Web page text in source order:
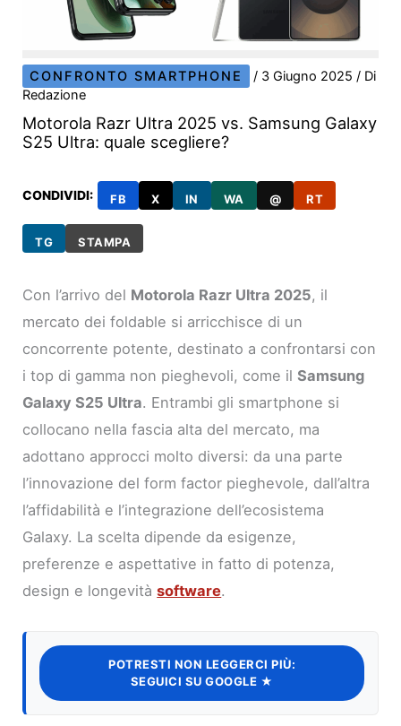
CONFRONTO SMARTPHONE / 3 Giugno 2025/ Di
Redazione
Motorola Razr Ultra 2025 vs. Samsung Galaxy
S25 Ultra: quale scegliere?
CONDIVIDI: FB X IN WA @ RT
TG STAMPA
Con l’arrivo del Motorola Razr Ultra 2025, il
mercato dei foldable si arricchisce di un
concorrente potente, destinato a confrontarsi con
i top di gamma non pieghevoli, come ilSamsung
Galaxy S25 Ultra. Entrambi gli smartphone si
collocano nella fascia alta del mercato, ma
adottano approcci molto diversi: da una parte
l’innovazione del form factor pieghevole, dall’altra
l’affidabilità e l’integrazione dell’ecosistema
Galaxy. La scelta dipende da esigenze,
preferenze e aspettative in fatto di potenza,
design e longevitàsoftware.
POTRESTI NON LEGGERCI PIÙ:
SEGUICI SU GOOGLE ★